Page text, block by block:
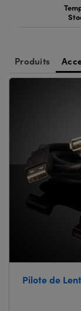
Produits
Pilote de